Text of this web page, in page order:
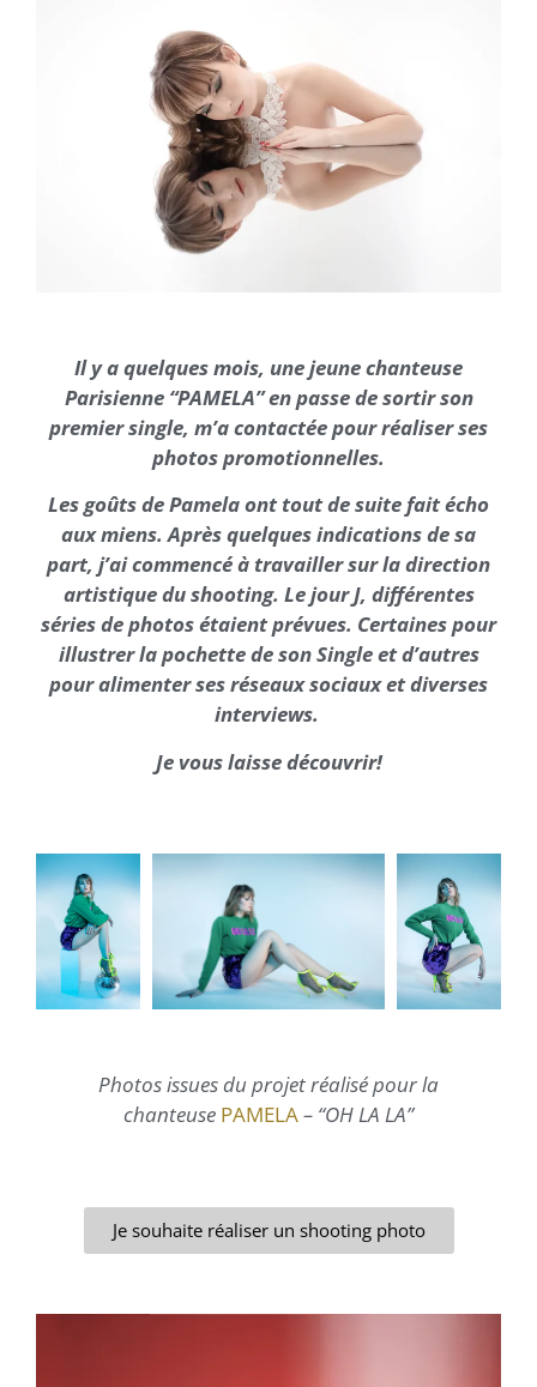
Il y a quelques mois, une jeune chanteuse
Parisienne “PAMELA” en passe de sortir son
premier single, m’a contactée pour réaliser ses
photos promotionnelles.
Les goûts de Pamela ont tout de suite fait écho
aux miens. Après quelques indications de sa
part, j’ai commencé à travailler sur la direction
artistique du shooting. Le jour J, différentes
séries de photos étaient prévues. Certaines pour
illustrer la pochette de son Single et d’autres
pour alimenter ses réseaux sociaux et diverses
interviews.
Je vous laisse découvrir!
Photos issues du projet réalisé pour la
chanteuse PAMELA– “OH LA LA”
Je souhaite réaliser un shooting photo